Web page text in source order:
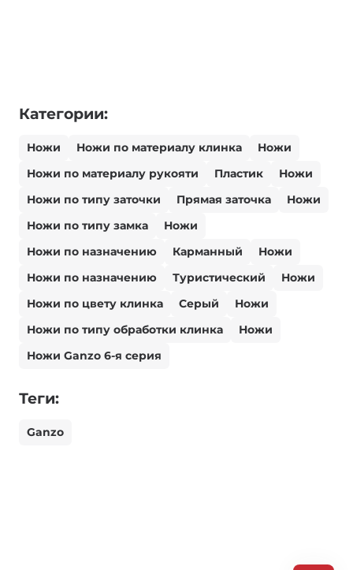
Категории:
Ножи Ножи по материалу клинка
Ножи
Ножи по материалу рукояти
Пластик
Ножи
Ножи по типу заточки
Прямая заточка
Ножи
Ножи по типу замка
Ножи
Ножи по назначению
Карманный
Ножи
Ножи по назначению
Туристический
Ножи
Ножи по цвету клинка
Серый
Ножи
Ножи по типу обработки клинка
Ножи
Ножи Ganzo 6-я серия
Теги:
Ganzo